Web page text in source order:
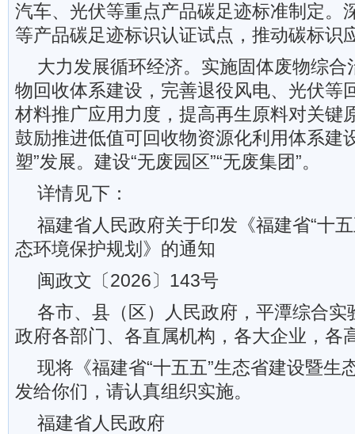
汽车、光伏等重点产品碳足迹标准制定。
等产品碳足迹标识认证试点，推动碳标识
大力发展循环经济。实施固体废物综合
物回收体系建设，完善退役风电、光伏等
材料推广应用力度，提高再生原料对关键
鼓励推进低值可回收物资源化利用体系建
塑”发展。建设“无废园区”“无废集团”。
详情见下：
福建省人民政府关于印发《福建省“十
态环境保护规划》的通知
闽政文〔2026〕143号
各市、县（区）人民政府，平潭综合实
政府各部门、各直属机构，各大企业，各
现将《福建省“十五五”生态省建设暨生
发给你们，请认真组织实施。
福建省人民政府